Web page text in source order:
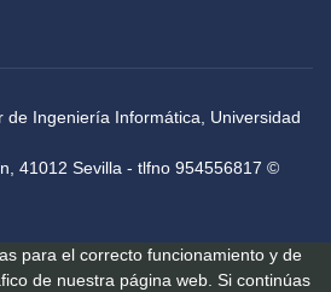
de Ingeniería Informática, Universidad
41012 Sevilla - tlfno 954556817 ©
para el correcto funcionamiento y de
de nuestra página web. Si continúas